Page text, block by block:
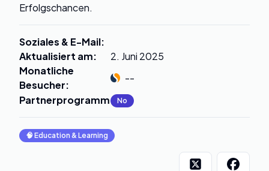
Erfolgschancen.
Soziales & E-Mail:
Aktualisiert am:
2. Juni 2025
Monatliche
Besucher:
--
Partnerprogramm: No
🧠 Education & Learning